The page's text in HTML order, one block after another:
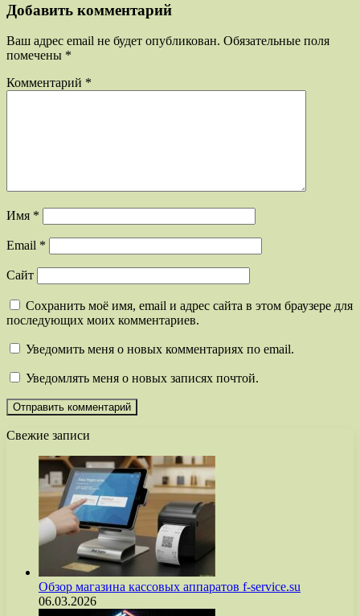
Добавить комментарий
Ваш адрес email не будет опубликован. Обязательные поля
помечены *
Комментарий *
Имя *
Email *
Сайт
Сохранить моё имя, email и адрес сайта в этом браузере для
последующих моих комментариев.
Уведомить меня о новых комментариях по email.
Уведомлять меня о новых записях почтой.
Свежие записи
Обзор магазина кассовых аппаратов f-service.su
06.03.2026